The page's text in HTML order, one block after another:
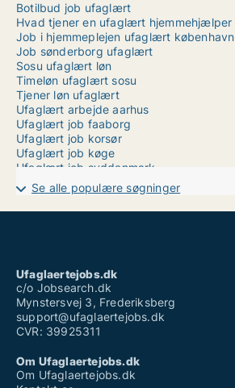
Botilbud job ufaglært
Hvad tjener en ufaglært hjemmehjælper
Job i hjemmeplejen ufaglært københavn
Job sønderborg ufaglært
Sosu ufaglært løn
Timeløn ufaglært sosu
Tjener løn ufaglært
Ufaglært arbejde aarhus
Ufaglært job faaborg
Ufaglært job korsør
Ufaglært job køge
Ufaglært job syddanmark
Ufaglært job tønder
Ufaglært job aarhus fuldtid
Ufaglært laboratorieassistent
Ufaglært skraldemand løn
Vikarbureau ufaglært aalborg
Se alle populære søgninger
Ufaglaertejobs.dk
c/o Jobsearch.dk
Mynstersvej 3, Frederiksberg
support@ufaglaertejobs.dk
CVR: 39925311
Om Ufaglaertejobs.dk
Om Ufaglaertejobs.dk